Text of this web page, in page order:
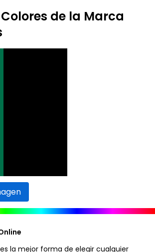
de la Marca
la mejor forma de elegir cualquier